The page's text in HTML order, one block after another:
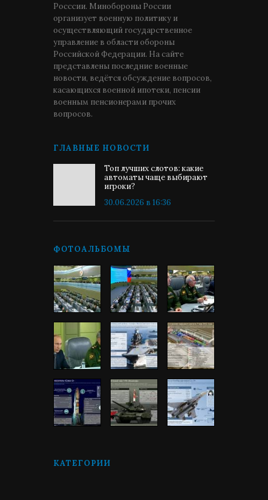
Росссии. Минобороны России
организует военную политику и
осуществляющий государственное
управление в области обороны
Российской Федерации. На сайте
представлены последние военные
новости, ведётся обсуждение вопросов,
касающихся военной ипотеки, пенсии
военным пенсионерами прочих
вопросов.
ГЛАВНЫЕ НОВОСТИ
Топ лучших слотов: какие
автоматы чаще выбирают
игроки?
30.06.2026 в 16:36
ФОТОАЛЬБОМЫ
КАТЕГОРИИ